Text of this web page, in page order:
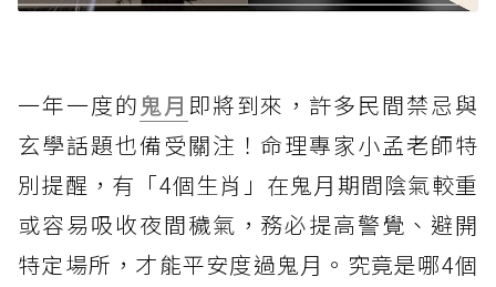
一年一度的鬼月 即將到來，許多民間禁忌與
玄學話題也備受關注！命理專家小孟老師特
別提醒，有「4個生肖」在鬼月期間陰氣較重
或容易吸收夜間穢氣，務必提高警覺、避開
特定場所，才能平安度過鬼月。究竟是哪4個